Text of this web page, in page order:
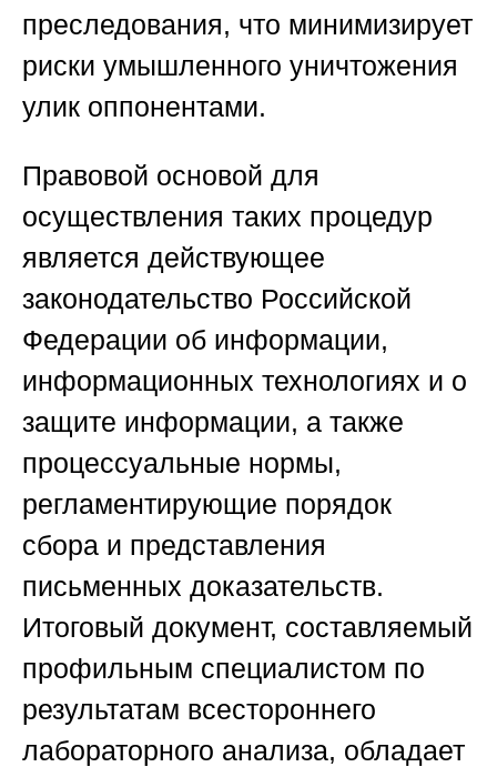
преследования, что минимизирует
риски умышленного уничтожения
улик оппонентами.
Правовой основой для
осуществления таких процедур
является действующее
законодательство Российской
Федерации об информации,
информационных технологиях и о
защите информации, а также
процессуальные нормы,
регламентирующие порядок
сбора и представления
письменных доказательств.
Итоговый документ, составляемый
профильным специалистом по
результатам всестороннего
лабораторного анализа, обладает